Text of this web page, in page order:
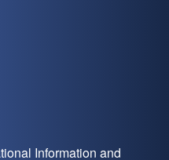
Information and